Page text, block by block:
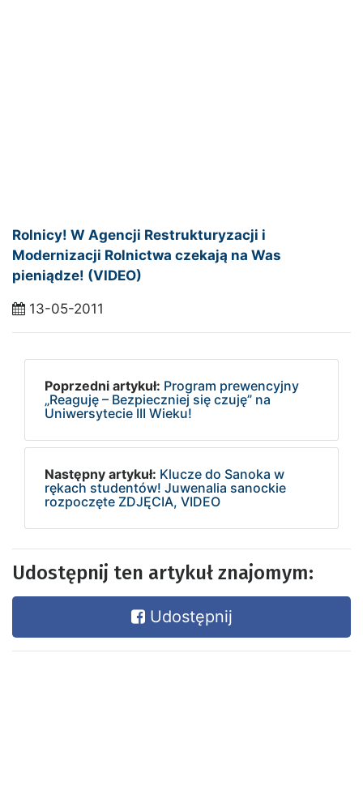
Rolnicy! W Agencji Restrukturyzacji i
Modernizacji Rolnictwa czekają na Was
pieniądze! (VIDEO)
13-05-2011
Poprzedni artykuł: Program prewencyjny
„Reaguję – Bezpieczniej się czuję” na
Uniwersytecie III Wieku!
Następny artykuł: Klucze do Sanoka w
rękach studentów! Juwenalia sanockie
rozpoczęte ZDJĘCIA, VIDEO
Udostępnij ten artykuł znajomym:
Udostępnij